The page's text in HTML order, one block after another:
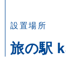
設置場所
旅の駅